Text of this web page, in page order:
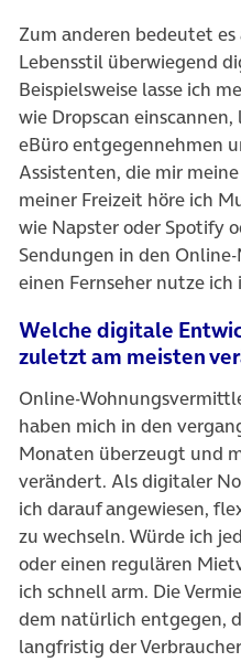
Zum anderen bedeutet es
Lebensstil überwiegend
Beispielsweise lasse ich
wie Dropscan
eBüro entgegennehmen
Assistenten, die mir
meiner Freizeit höre ich
wie Napster oder Spotify
Sendungen in den
einen Fernseher nutze
Welche digitale
zuletzt am meisten
Online-
haben mich in den
Monaten überzeugt und
verändert. Als digitaler
ich darauf angewiesen,
zu wechseln. Würde ich
oder einen regulären
ich schnell arm. Die
dem natürlich entgegen,
langfristig der